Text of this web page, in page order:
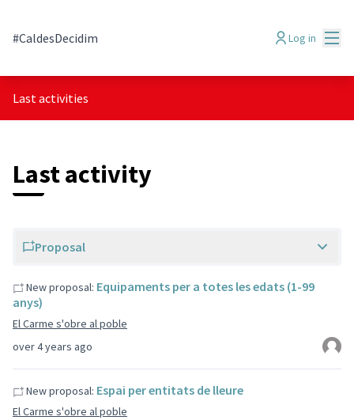
#CaldesDecidim Log in
Last activities
Last activity
Proposal
over 4 years ago
New proposal: Equipaments per a totes les edats (1-99
anys)
El Carme s'obre al poble
New proposal: Espai per entitats de lleure
El Carme s'obre al poble